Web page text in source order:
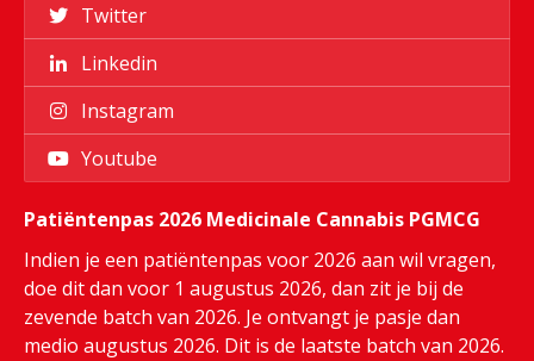
Twitter
Linkedin
Instagram
Youtube
Patiëntenpas 2026 Medicinale Cannabis PGMCG
Indien je een patiëntenpas voor 2026 aan wil vragen,
doe dit dan voor 1 augustus 2026, dan zit je bij de
zevende batch van 2026. Je ontvangt je pasje dan
medio augustus 2026. Dit is de laatste batch van 2026.